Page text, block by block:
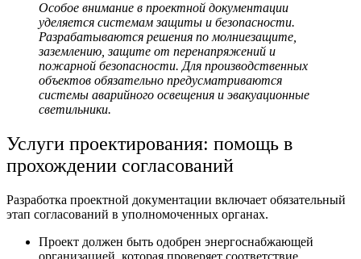
Особое внимание в проектной документации
уделяется системам защиты и безопасности.
Разрабатываются решения по молниезащите,
заземлению, защите от перенапряжений и
пожарной безопасности. Для производственных
объектов обязательно предусматриваются
системы аварийного освещения и эвакуационные
светильники.
Услуги проектирования: помощь в
прохождении согласований
Разработка проектной документации включает обязательный
этап согласований в уполномоченных органах.
Проект должен быть одобрен энергоснабжающей